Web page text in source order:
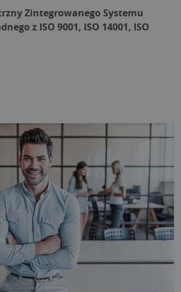
Zintegrowanego Systemu
z ISO 9001, ISO 14001, ISO